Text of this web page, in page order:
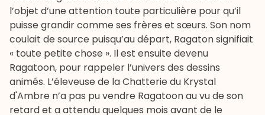
l’objet d’une attention toute particulière pour qu’il
puisse grandir comme ses frères et sœurs. Son nom
coulait de source puisqu’au départ, Ragaton signifiait
« toute petite chose ». Il est ensuite devenu
Ragatoon, pour rappeler l’univers des dessins
animés. L’éleveuse de laChatterie du Krystal
d'Ambre n’a pas pu vendre Ragatoon au vu de son
retard et a attendu quelques mois avant de le